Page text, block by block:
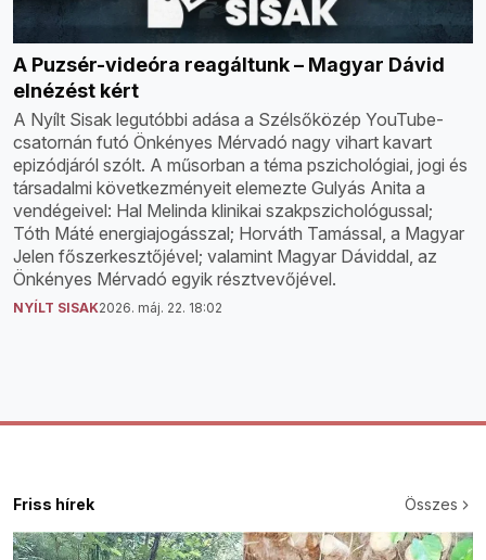
A Puzsér-videóra reagáltunk – Magyar Dávid
elnézést kért
A Nyílt Sisak legutóbbi adása a Szélsőközép YouTube-
csatornán futó Önkényes Mérvadó nagy vihart kavart
epizódjáról szólt. A műsorban a téma pszichológiai, jogi és
társadalmi következményeit elemezte Gulyás Anita a
vendégeivel: Hal Melinda klinikai szakpszichológussal;
Tóth Máté energiajogásszal; Horváth Tamással, a Magyar
Jelen főszerkesztőjével; valamint Magyar Dáviddal, az
Önkényes Mérvadó egyik résztvevőjével.
NYÍLT SISAK2026. máj. 22. 18:02
Friss hírek Összes